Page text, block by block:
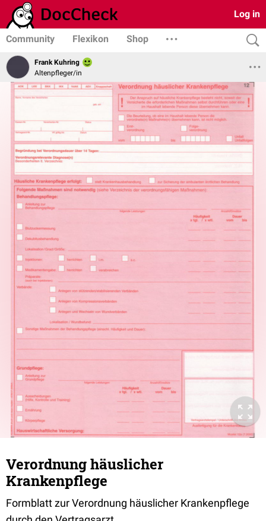
Log in
Community Flexikon Shop
Frank Kuhring
Altenpfleger/in
Verordnung häuslicher
Krankenpflege
Formblatt zur Verordnung häuslicher Krankenpflege